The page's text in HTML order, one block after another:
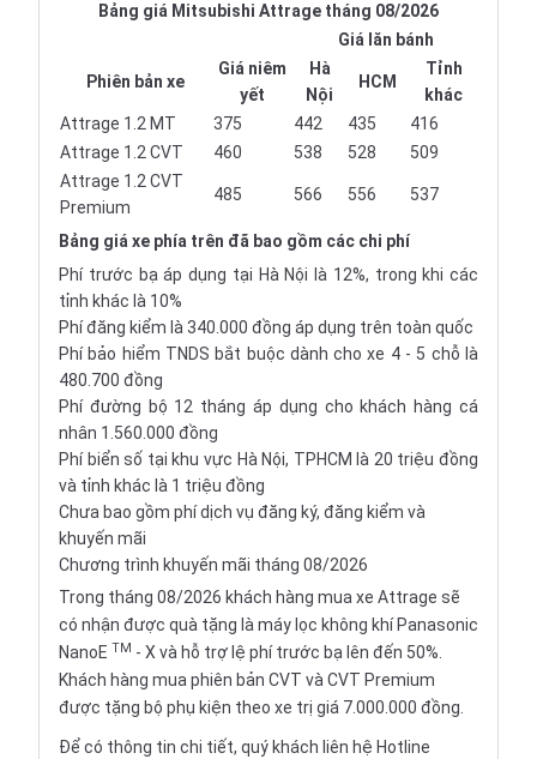
Bảng giá Mitsubishi Attrage tháng 08/2026
Giá lăn bánh
Phiên bản xe
Giá niêm
yết
Hà
Nội
HCM
Tỉnh
khác
Attrage 1.2 MT
375 442 435
416
Attrage 1.2 CVT
460 538 528
509
Attrage 1.2 CVT
Premium
485 566 556 537
Bảng giá xe phía trên đã bao gồm các chi phí
Phí trước bạ áp dụng tại Hà Nội là 12%, trong khi các
tỉnh khác là 10%
Phí đăng kiểm là 340.000 đồng áp dụng trên toàn quốc
Phí bảo hiểm TNDS bắt buộc dành cho xe 4 - 5 chỗ là
480.700 đồng
Phí đường bộ 12 tháng áp dụng cho khách hàng cá
nhân 1.560.000 đồng
Phí biển số tại khu vực Hà Nội, TPHCM là 20 triệu đồng
và tỉnh khác là 1 triệu đồng
Chưa bao gồm phí dịch vụ đăng ký, đăng kiểm và
khuyến mãi
Chương trình khuyến mãi tháng 08/2026
Trong tháng 08/2026 khách hàng mua xe Attrage sẽ
có nhận được quà tặng là máy lọc không khí Panasonic
NanoE TM - X và hỗ trợ lệ phí trước bạ lên đến 50%.
Khách hàng mua phiên bản CVT và CVT Premium
được tặng bộ phụ kiện theo xe trị giá 7.000.000 đồng.
Để có thông tin chi tiết, quý khách liên hệ Hotline